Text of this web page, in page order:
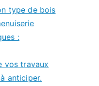
type de bois
:
vos travaux
anticiper.